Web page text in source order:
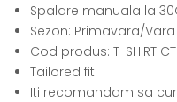
Spalare manuala la
Sezon: Primavara/Vara
Cod produs: T-SHIRT
Tailored fit
Iti recomandam sa